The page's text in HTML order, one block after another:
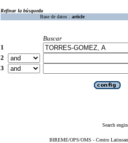
Refinar la búsqueda
Base de datos : article
Buscar
1
2
3
Search
BIREME/OPS/OMS - Centro